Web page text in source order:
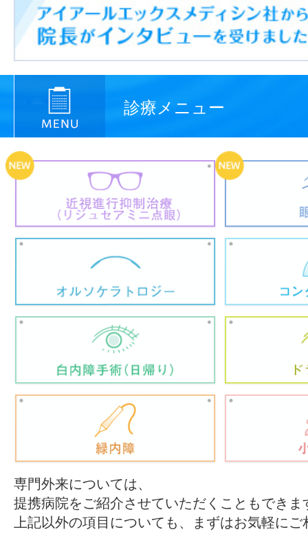
診療メニュー
専門外来については、
提携病院をご紹介させていただくこともできま
上記以外の項目についても、まずはお気軽に